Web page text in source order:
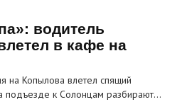
водитель
в кафе на
на Копылова влетел спящий
подъезде к Солонцам разбирают…